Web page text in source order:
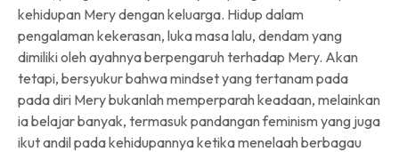
kehidupan Mery dengan keluarga. Hidup dalam
pengalaman kekerasan, luka masa lalu, dendam yang
dimiliki oleh ayahnya berpengaruh terhadap Mery. Akan
tetapi, bersyukur bahwa mindset yang tertanam pada
pada diri Mery bukanlah memperparah keadaan, melainkan
ia belajar banyak, termasuk pandangan feminism yang juga
ikut andil pada kehidupannya ketika menelaah berbagau